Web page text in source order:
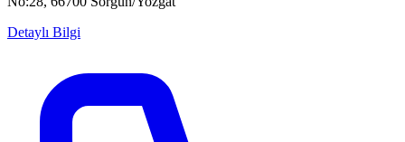
Detaylı Bilgi